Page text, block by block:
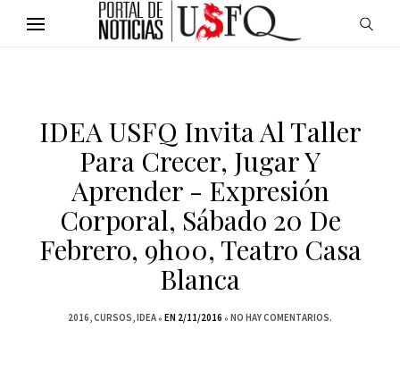
IDEA USFQ Invita Al Taller
Para Crecer, Jugar Y
Aprender - Expresión
Corporal, Sábado 20 De
Febrero, 9h00, Teatro Casa
Blanca
2016 CURSOS IDEA EN 2/11/2016 NO HAY COMENTARIOS.